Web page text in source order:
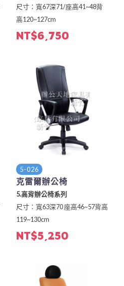
尺寸：寬67深71/座高41~48背
高120~127cm
NT$6,750
5-026
克雷爾辦公椅
5.高背辦公椅系列
尺寸：寬63深70 座高46~57背高
119~130cm
NT$5,250